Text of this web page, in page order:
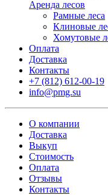
Аренда лесов
Рамные леса
Клиновые
Хомутовые
Оплата
Доставка
Контакты
+7 (812) 612-00-19
info@pmg.su
О компании
Доставка
Выкуп
Стоимость
Оплата
Отзывы
Контакты